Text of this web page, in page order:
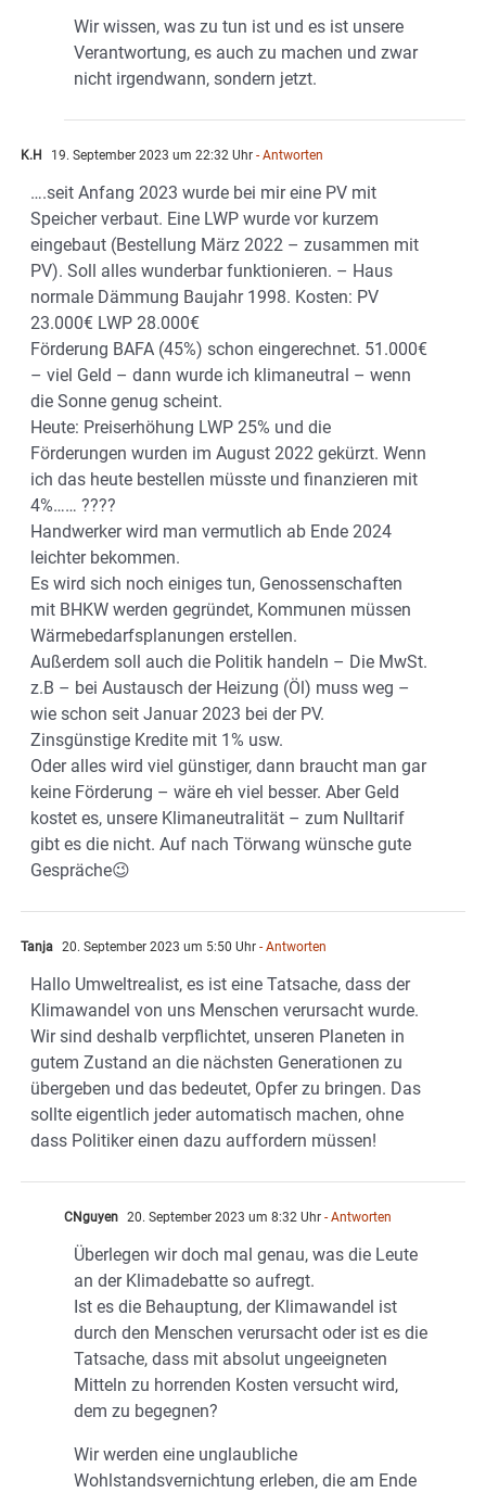
Wir wissen, was zu tun ist und es ist unsere
Verantwortung, es auch zu machen und zwar
nicht irgendwann, sondern jetzt.
K.H 19. September 2023 um 22:32 Uhr - Antworten
….seit Anfang 2023 wurde bei mir eine PV mit
Speicher verbaut. Eine LWP wurde vor kurzem
eingebaut (Bestellung März 2022 – zusammen mit
PV). Soll alles wunderbar funktionieren. – Haus
normale Dämmung Baujahr 1998. Kosten: PV
23.000€ LWP 28.000€
Förderung BAFA (45%) schon eingerechnet. 51.000€
– viel Geld – dann wurde ich klimaneutral – wenn
die Sonne genug scheint.
Heute: Preiserhöhung LWP 25% und die
Förderungen wurden im August 2022 gekürzt. Wenn
ich das heute bestellen müsste und finanzieren mit
4%…… ????
Handwerker wird man vermutlich ab Ende 2024
leichter bekommen.
Es wird sich noch einiges tun, Genossenschaften
mit BHKW werden gegründet, Kommunen müssen
Wärmebedarfsplanungen erstellen.
Außerdem soll auch die Politik handeln – Die MwSt.
z.B – bei Austausch der Heizung (Öl) muss weg –
wie schon seit Januar 2023 bei der PV.
Zinsgünstige Kredite mit 1% usw.
Oder alles wird viel günstiger, dann braucht man gar
keine Förderung – wäre eh viel besser. Aber Geld
kostet es, unsere Klimaneutralität – zum Nulltarif
gibt es die nicht. Auf nach Törwang wünsche gute
Gespräche😉
Tanja 20. September 2023 um 5:50 Uhr - Antworten
Hallo Umweltrealist, es ist eine Tatsache, dass der
Klimawandel von uns Menschen verursacht wurde.
Wir sind deshalb verpflichtet, unseren Planeten in
gutem Zustand an die nächsten Generationen zu
übergeben und das bedeutet, Opfer zu bringen. Das
sollte eigentlich jeder automatisch machen, ohne
dass Politiker einen dazu auffordern müssen!
CNguyen 20. September 2023 um 8:32 Uhr - Antworten
Überlegen wir doch mal genau, was die Leute
an der Klimadebatte so aufregt.
Ist es die Behauptung, der Klimawandel ist
durch den Menschen verursacht oder ist es die
Tatsache, dass mit absolut ungeeigneten
Mitteln zu horrenden Kosten versucht wird,
dem zu begegnen?
Wir werden eine unglaubliche
Wohlstandsvernichtung erleben, die am Ende